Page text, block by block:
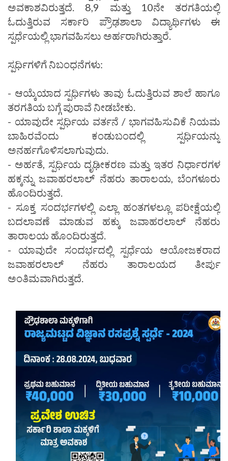
ಅವಕಾಶವಿರುತ್ತದೆ. 8,9 ಮತ್ತು 10ನೇ ತರಗತಿಯಲ್ಲಿ
ಓದುತ್ತಿರುವ ಸರ್ಕಾರಿ ಪ್ರೌಢಶಾಲಾ ವಿದ್ಯಾರ್ಥಿಗಳು ಈ
ಸ್ಪರ್ಧೆಯಲ್ಲಿ ಭಾಗವಹಿಸಲು ಅರ್ಹರಾಗಿರುತ್ತಾರೆ.
ಸ್ಪರ್ಧಿಗಳಿಗೆ ನಿಬಂಧನೆಗಳು:
- ಆಯ್ಕೆಯಾದ ಸ್ಪರ್ಧಿಗಳು ತಾವು ಓದುತ್ತಿರುವ ಶಾಲೆ ಹಾಗೂ
ತರಗತಿಯ ಬಗ್ಗೆ ಪುರಾವೆ ನೀಡಬೇಕು.
- ಯಾವುದೇ ಸ್ಪರ್ಧಿಯ ವರ್ತನೆ / ಭಾಗವಹಿಸುವಿಕೆ ನಿಯಮ
ಬಾಹಿರವೆಂದು ಕಂಡುಬಂದಲ್ಲಿ ಸ್ಪರ್ಧಿಯನ್ನು
ಅನರ್ಹಗೊಳಿಸಲಾಗುವುದು.
- ಅರ್ಹತೆ, ಸ್ಪರ್ಧಿಯ ದೃಢೀಕರಣ ಮತ್ತು ಇತರ ನಿರ್ಧಾರಗಳ
ಹಕ್ಕನ್ನು ಜವಾಹರಲಾಲ್‌ ನೆಹರು ತಾರಾಲಯ, ಬೆಂಗಳೂರು
ಹೊಂದಿರುತ್ತದೆ.
- ಸೂಕ್ತ ಸಂದರ್ಭಗಳಲ್ಲಿ ಎಲ್ಲಾ ಹಂತಗಳಲ್ಲೂ ಪರೀಕ್ಷೆಯಲ್ಲಿ
ಬದಲಾವಣೆ ಮಾಡುವ ಹಕ್ಕು ಜವಾಹರಲಾಲ್ ನೆಹರು
ತಾರಾಲಯ ಹೊಂದಿರುತ್ತದೆ.
- ಯಾವುದೇ ಸಂದರ್ಭದಲ್ಲಿ ಸ್ಪರ್ಧೆಯ ಆಯೋಜಕರಾದ
ಜವಾಹರಲಾಲ್ ನೆಹರು ತಾರಾಲಯದ ತೀರ್ಪು
ಅಂತಿಮವಾಗಿರುತ್ತದೆ.